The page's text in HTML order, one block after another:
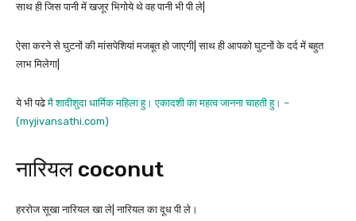
साथ ही जिस पानी में खजूर भिगोये थे वह पानी भी पी ले|
ऐसा करने से घुटनों की मांसपेशियां मजबूत हो जाएगी| साथ ही आपको घुटनों के दर्द में बहुत
लाभ मिलेगा|
ये भी पढेमै शादीशुदा धार्मिक महिला हु। एकादशी का महत्व जानना चाहती हु। –
(myjivansathi.com)
नारियल coconut
हररोज सूखा नारियल खा ले| नारियल का दूध पी ले।